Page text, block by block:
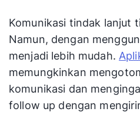
Komunikasi tindak lanjut
Namun, dengan
menjadi lebih mudah.
memungkinkan
komunikasi dan
follow up dengan